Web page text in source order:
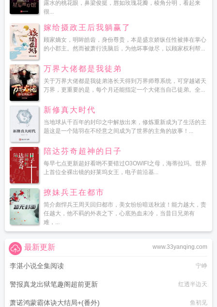
露水的桃花眼，鼻梁俊挺，唇如玫瑰花瓣，棱角分明，看起来
很...
嫁给摄政王后我躺赢了
顾家嫡女，明眸皓齿，身份尊贵，本是盛京娇纵任性被捧在掌心
的小郡主。然而被萧行洗脑后，为他坏事做尽，以顾家权利帮...
万界大佬都是我徒弟
关于万界大佬都是我徒弟洛长天得到万界师尊系统，可穿越诸天
万界，更重要的是，每个月还能指定一个大佬当自己徒弟。全...
新修真大时代
当地球从千百年的封印之中解放出来，修炼重新成为了生活的主
题这是一个陆羽在不经意之间成为了世界的主角的故事！...
陪达芬奇超神的日子
每早七点更新超好看哟不要错过O3OWIFI之母，海蒂拉玛。世界
上首位全裸出镜的好莱坞女王，电子前沿基...
撩妹兵王在都市
简介彪悍兵王周天回归都市，美女纷纷暗送秋波！能力越大，责
任越大，他不羁的外表之下，心底热血未冷，当昔日兄弟有
难，...
www.33yanqing.com
最新更新
李湛小说全集阅读 宁峥
警报真龙出狱笔趣阁超前更新 红透半边天
萧诺鸿蒙霸体诀大结局+(番外) 鱼初见